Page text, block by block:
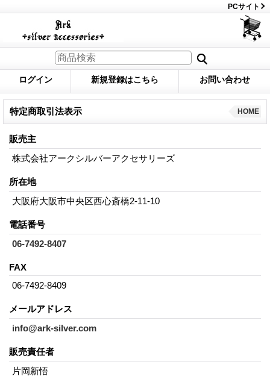
PCサイト
ログイン 新規登録はこちら お問い合わせ
特定商取引法表示 HOME
販売主
株式会社アークシルバーアクセサリーズ
所在地
大阪府大阪市中央区西心斎橋2-11-10
電話番号
06-7492-8407
FAX
06-7492-8409
メールアドレス
info@ark-silver.com
販売責任者
片岡新悟